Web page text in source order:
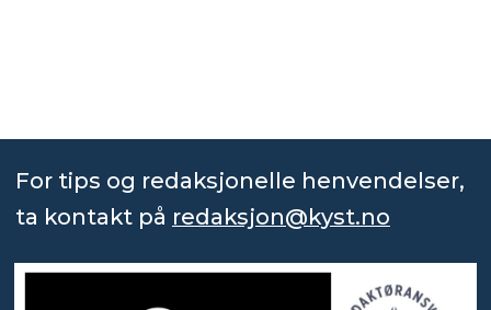
For tips og redaksjonelle henvendelser,
ta kontakt på redaksjon@kyst.no